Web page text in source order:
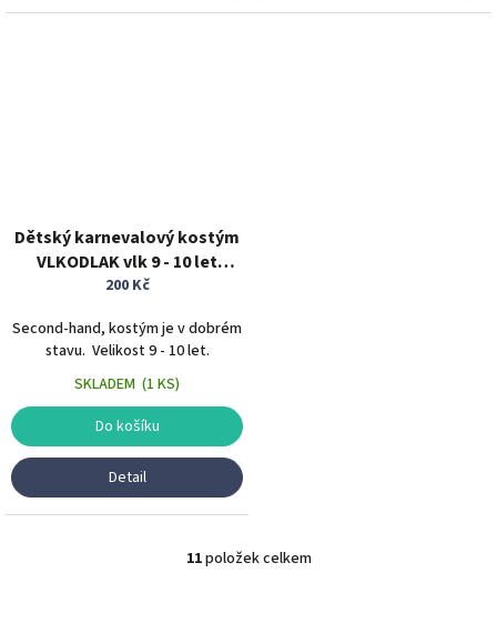
Dětský karnevalový kostým
VLKODLAK vlk 9 - 10 let
zvířecí kostým
200 Kč
Second-hand, kostým je v dobrém
stavu. Velikost 9 - 10 let.
SKLADEM (1 KS)
Do košíku
Detail
O
11položek celkem